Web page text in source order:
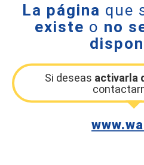
La página que
existe o no
Si deseas activarla